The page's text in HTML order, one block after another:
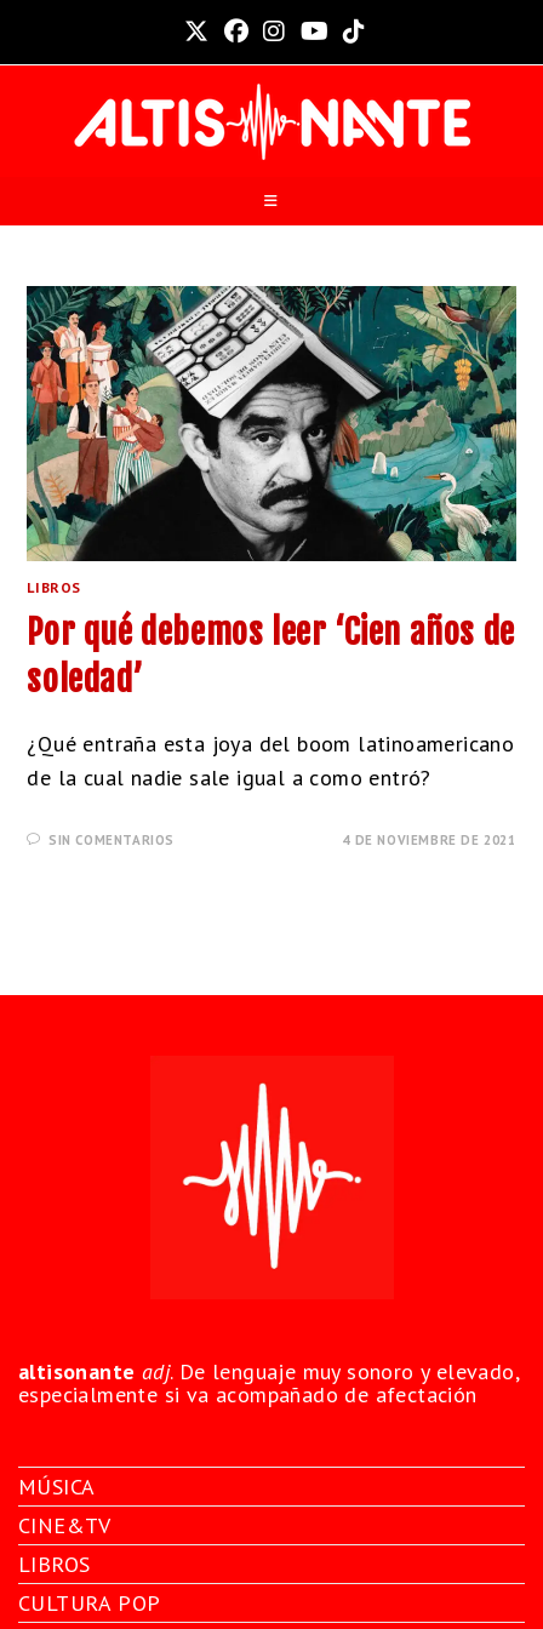
LIBROS
Por qué debemos leer ‘Cien años de
soledad’
¿Qué entraña esta joya del boom latinoamericano
de la cual nadie sale igual a como entró?
SIN COMENTARIOS 4 DE NOVIEMBRE DE 2021
altisonante adj. De lenguaje muy sonoro y elevado,
especialmente si va acompañado de afectación
MÚSICA
CINE&TV
LIBROS
CULTURA POP